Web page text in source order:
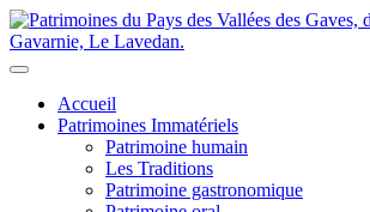
Accueil
Patrimoines Immatériels
Patrimoine humain
Les Traditions
Patrimoine gastronomique